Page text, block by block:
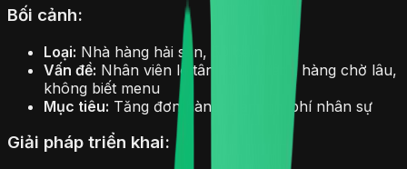
Bối cảnh:
Loại: Nhà hàng hải sản, 50 bàn
Vấn đề: Nhân viên lễ tân bận, khách hàng chờ lâu,
không biết menu
Mục tiêu: Tăng đơn hàng, giảm chi phí nhân sự
Giải pháp triển khai: